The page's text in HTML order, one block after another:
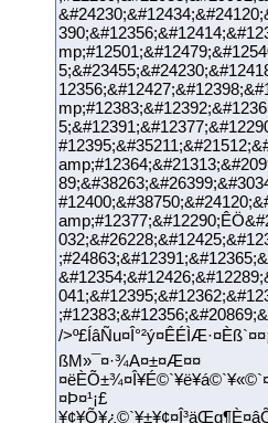
/
ßM»¯¤·¾A¤±¤Æ¤¤
¤Þ¤¹¡£